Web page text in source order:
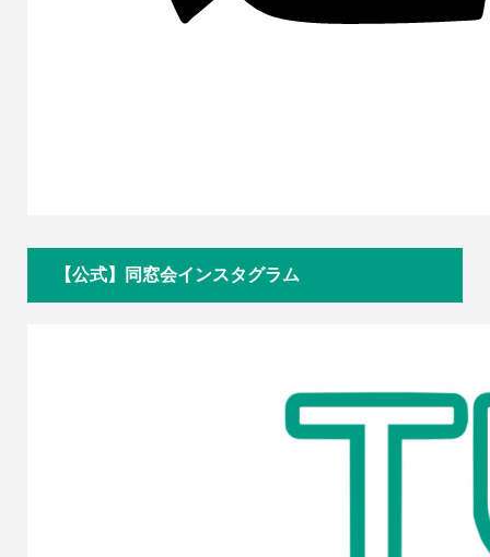
【公式】同窓会インスタグラム